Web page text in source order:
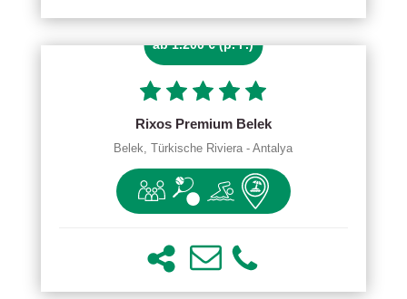
ab 1.200 € (p. P.)
Rixos Premium Belek
Belek, Türkische Riviera - Antalya